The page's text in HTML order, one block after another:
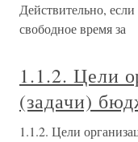
Действительно,
свободное время за
1.1.2. Цели
(задачи)
1.1.2. Цели